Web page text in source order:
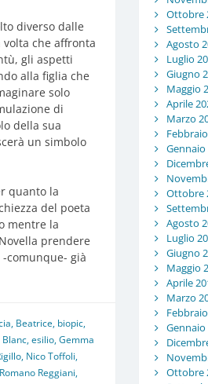
diverso dalle
che affronta
gli aspetti
alla figlia che
solo
di
della sua
un simbolo
quanto la
del poeta
mentre la
prendere
comunque- già
, Beatrice, biopic,
Blanc,esilio,Gemma
, Nico Toffoli,
Romano Reggiani,
Ottobre
Agosto
Luglio
Giugno
Maggio
Aprile
Marzo
Gennaio
Ottobre
Agosto
Luglio
Giugno
Maggio
Aprile
Marzo
Gennaio
Ottobre